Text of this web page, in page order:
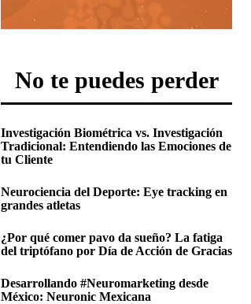
No te puedes perder
Investigación Biométrica vs. Investigación
Tradicional: Entendiendo las Emociones de
tu Cliente
Neurociencia del Deporte: Eye tracking en
grandes atletas
¿Por qué comer pavo da sueño? La fatiga
del triptófano por Día de Acción de Gracias
Desarrollando #Neuromarketing desde
México: Neuronic Mexicana